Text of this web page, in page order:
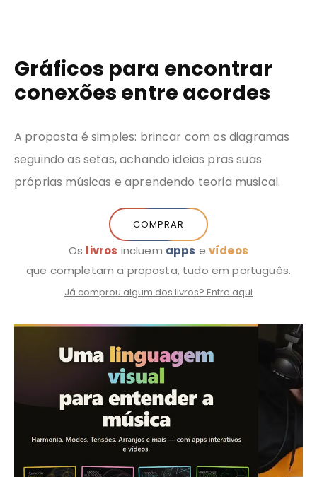
Gráficos para encontrar
conexões entre acordes
A proposta é simples: brincar com os diagramas
seguindo as setas, achando ideias pras suas
próprias músicas e aprendendo teoria musical.
COMPRAR
Os livros incluem apps evídeos
que completam a proposta, tudo em português.
Já comprou algum dos livros? Entre aqui